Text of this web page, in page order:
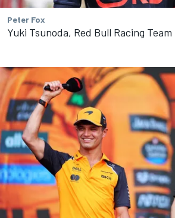
Peter Fox
Yuki Tsunoda, Red Bull Racing Team